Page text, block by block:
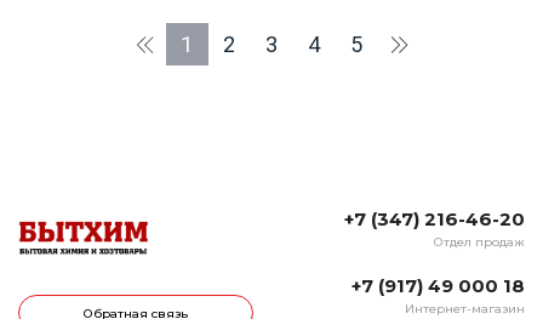
1 2 3 4 5
Обратная связь
+7 (347) 216-46-20
Отдел продаж
+7 (917) 49 000 18
Интернет-магазин